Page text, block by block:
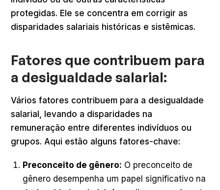
protegidas. Ele se concentra em corrigir as
disparidades salariais históricas e sistêmicas.
Fatores que contribuem para
a desigualdade salarial:
Vários fatores contribuem para a desigualdade
salarial, levando a disparidades na
remuneração entre diferentes indivíduos ou
grupos. Aqui estão alguns fatores-chave:
Preconceito de gênero: O preconceito de
gênero desempenha um papel significativo na